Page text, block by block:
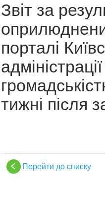
Звіт за
порталі
тижні після
Перейти до списку